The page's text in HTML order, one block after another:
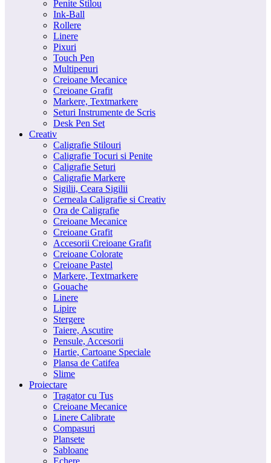
Penite Stilou
Ink-Ball
Rollere
Linere
Pixuri
Touch Pen
Multipenuri
Creioane Mecanice
Creioane Grafit
Markere, Textmarkere
Seturi Instrumente de Scris
Desk Pen Set
Creativ
Caligrafie Stilouri
Caligrafie Tocuri si Penite
Caligrafie Seturi
Caligrafie Markere
Sigilii, Ceara Sigilii
Cerneala Caligrafie si Creativ
Ora de Caligrafie
Creioane Mecanice
Creioane Grafit
Accesorii Creioane Grafit
Creioane Colorate
Creioane Pastel
Markere, Textmarkere
Gouache
Linere
Lipire
Stergere
Taiere, Ascutire
Pensule, Accesorii
Hartie, Cartoane Speciale
Plansa de Catifea
Slime
Proiectare
Tragator cu Tus
Creioane Mecanice
Linere Calibrate
Compasuri
Plansete
Sabloane